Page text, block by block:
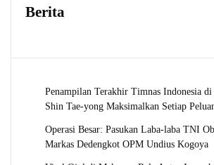
Berita
Penampilan Terakhir Timnas Indonesia
Shin Tae-yong Maksimalkan Setiap
Operasi Besar: Pasukan Laba-laba TNI
Markas Dedengkot OPM Undius Kogoya